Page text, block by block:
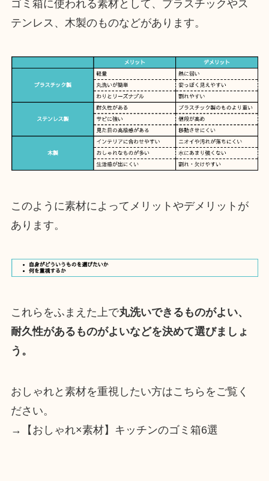
ゴミ箱に使われる素材として、プラスチックやス
テンレス、木製のものなどがあります。
このように素材によってメリットやデメリットが
あります。
これらをふまえた上で丸洗いできるものがよい、
耐久性があるものがよいなどを決めて選びましょ
う。
おしゃれと素材を重視したい方はこちらをご覧く
ださい。
→【おしゃれ×素材】キッチンのゴミ箱6選